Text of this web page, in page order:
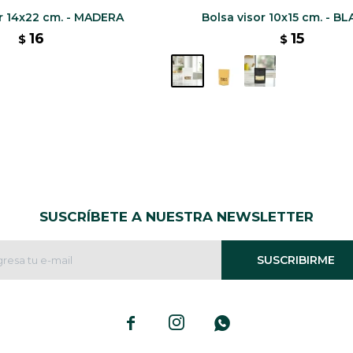
cm. - MADERA
$ 16
Bolsa visor 10x15 cm. -
$ 15
SUSCRÍBETE A NUESTRA NEWSLETTER
SUSCRIBIRME
  